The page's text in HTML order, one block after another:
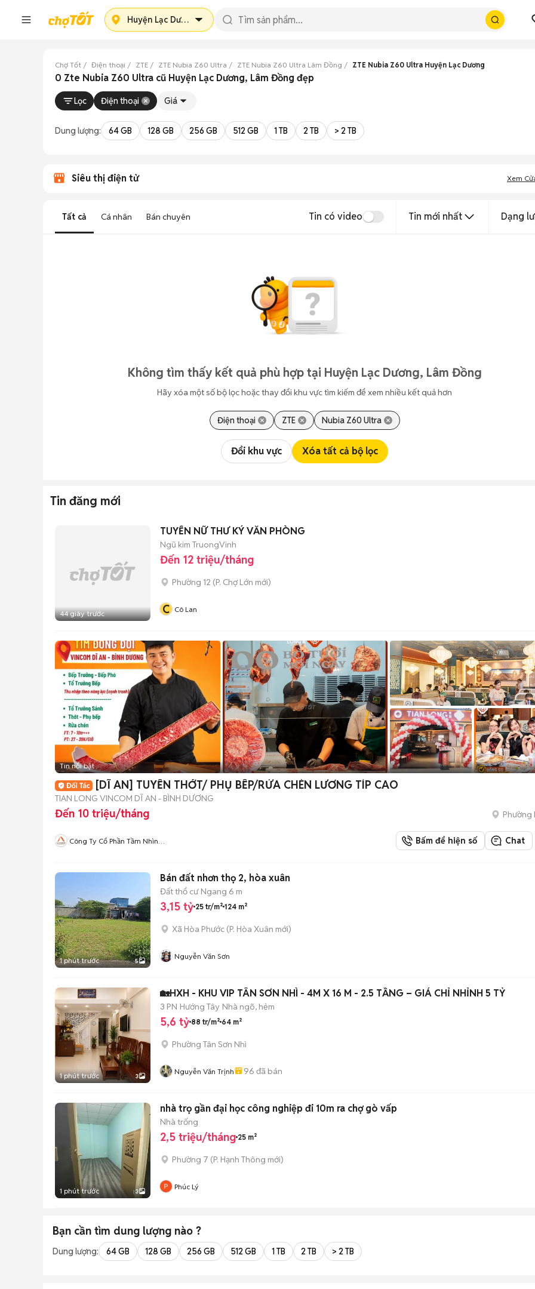
Huyện Lạc Dương
Chợ Tốt Điện thoại ZTE ZTE Nubia Z60 Ultra ZTE Nubia Z60 Ultra Lâm Đồng ZTE Nubia Z60 Ultra Huyện Lạc Dương
0 Zte Nubia Z60 Ultra cũ Huyện Lạc Dương, Lâm Đồng đẹp
Lọc Điện thoại Giá
Dung lượng: 64 GB 128 GB 256 GB 512 GB 1 TB 2 TB > 2 TB
Siêu thị điện tử Xem
Tất cả Cá nhân Bán chuyên Tin có video Tin mới nhất Dạng
Không tìm thấy kết quả phù hợp tại Huyện Lạc Dương, Lâm Đồng
Hãy xóa một số bộ lọc hoặc thay đổi khu vực tìm kiếm để xem nhiều kết quả hơn
Điện thoại ZTE Nubia Z60 Ultra
Đổi khu vực Xóa tất cả bộ lọc
Tin đăng mới
44 giây trước
TUYỂN NỮ THƯ KÝ VĂN PHÒNG
Ngũ kim TruongVinh
Đến 12 triệu/tháng
Phường 12 (P. Chợ Lớn mới)
C Cô Lan
Tin nổi bật
[DĨ AN] TUYỂN THỚT/ PHỤ BẾP/RỬA CHÉN LƯƠNG TÍP CAO
TIAN LONG VINCOM DĨ AN - BÌNH DƯƠNG
Đến 10 triệu/tháng Phường
Công Ty Cổ Phần Tầm Nhìn
Bấm để hiện số Chat
1 phút trước 5
Bán đất nhơn thọ 2, hòa xuân
Đất thổ cư Ngang 6 m
3,15 tỷ 25 tr/m² 124 m²
Xã Hòa Phước (P. Hòa Xuân mới)
Nguyễn Văn Sơn
1 phút trước 3
🏡HXH - KHU VIP TÂN SƠN NHÌ - 4M X 16 M - 2.5 TẦNG – GIÁ CHỈ NHỈNH 5 TỶ
3 PN Hướng Tây Nhà ngõ, hẻm
5,6 tỷ 88 tr/m² 64 m²
Phường Tân Sơn Nhì
Nguyễn Văn Trịnh 96 đã bán
1 phút trước 3
nhà trọ gần đại học công nghiệp đi 10m ra chợ gò vấp
Nhà trống
2,5 triệu/tháng 25 m²
Phường 7 (P. Hạnh Thông mới)
Phúc Lý
Bạn cần tìm dung lượng nào ?
Dung lượng: 64 GB 128 GB 256 GB 512 GB 1 TB 2 TB > 2 TB